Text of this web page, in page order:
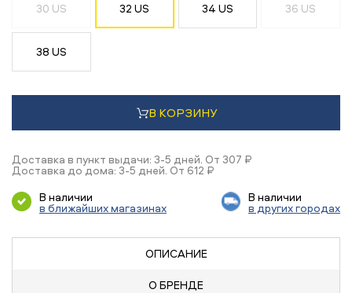
30 US
32 US 34 US 36 US
38 US
В КОРЗИНУ
Доставка в пункт выдачи: 3-5 дней. От 307 ₽
Доставка до дома: 3-5 дней. От 612 ₽
В наличии
в ближайших магазинах
В наличии
в других городах
ОПИСАНИЕ
О БРЕНДЕ